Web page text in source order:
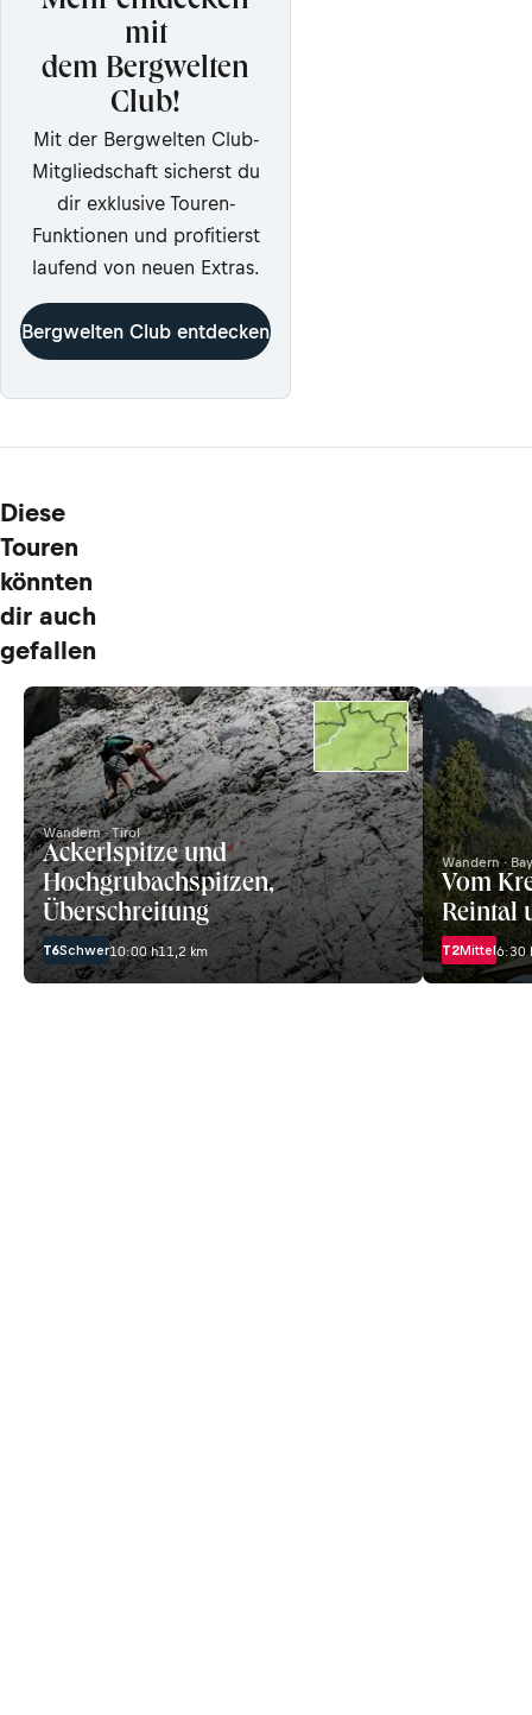
mit
dem Bergwelten
Club!
Mit der Bergwelten Club-
Mitgliedschaft sicherst du
dir exklusive Touren-
Funktionen und profitierst
laufend von neuen Extras.
Bergwelten Club entdecken
Diese
Touren
könnten
dir auch
gefallen
Wandern · Tirol
Ackerlspitze und
Hochgrubachspitzen,
Überschreitung
T6Schwer10:00 h11,2 km
Wandern ·
Vom
Reintal
T2Mittel6:30